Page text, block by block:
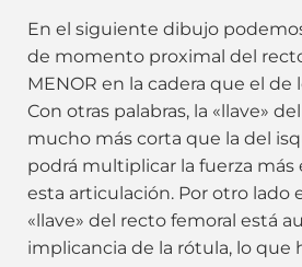
En el siguiente dibujo
de momento proximal del
MENOR en la cadera que el de
Con otras palabras, la «llave»
mucho más corta que la del
podrá multiplicar la fuerza
esta articulación. Por otro lado
«llave» del recto femoral está
implicancia de la rótula, lo que